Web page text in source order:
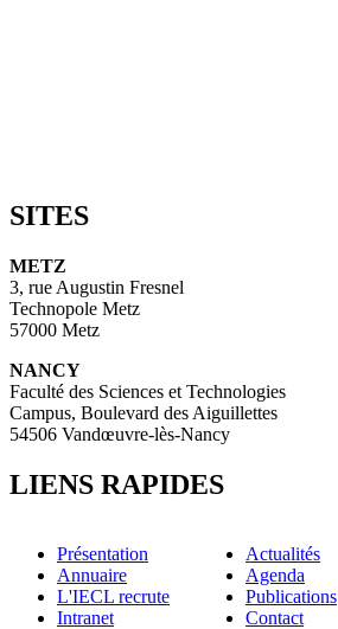
SITES
METZ
3, rue Augustin Fresnel
Technopole Metz
57000 Metz
NANCY
Faculté des Sciences et Technologies
Campus, Boulevard des Aiguillettes
54506 Vandœuvre-lès-Nancy
LIENS RAPIDES
Présentation
Annuaire
L'IECL recrute
Intranet
Actualités
Agenda
Publications
Contact